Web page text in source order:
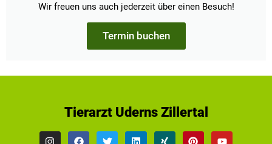
Wir freuen uns auch jederzeit über einen Besuch!
Termin buchen
Tierarzt Uderns Zillertal